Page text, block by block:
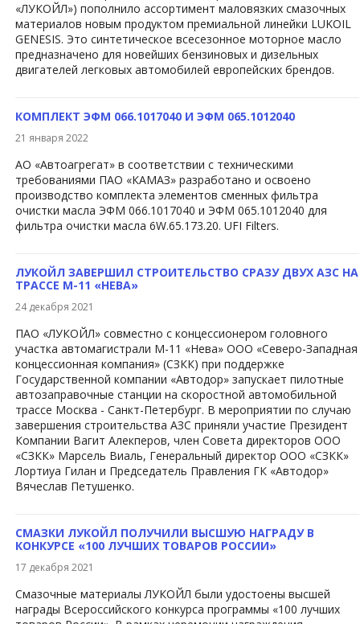
«ЛУКОЙЛ») пополнило ассортимент маловязких смазочных
материалов новым продуктом премиальной линейки LUKOIL
GENESIS. Это синтетическое всесезонное моторное масло
предназначено для новейших бензиновых и дизельных
двигателей легковых автомобилей европейских брендов.
КОМПЛЕКТ ЭФМ 066.1017040 И ЭФМ 065.1012040
21 января 2022
АО «Автоагрегат» в соответствии с техническими
требованиями ПАО «КАМАЗ» разработано и освоено
производство комплекта элементов сменных фильтра
очистки масла ЭФМ 066.1017040 и ЭФМ 065.1012040 для
фильтра очистки масла 6W.65.173.20. UFI Filters.
ЛУКОЙЛ ЗАВЕРШИЛ СТРОИТЕЛЬСТВО СРАЗУ ДВУХ АЗС НА
ТРАССЕ М-11 «НЕВА»
24 декабря 2021
ПАО «ЛУКОЙЛ» совместно с концессионером головного
участка автомагистрали М-11 «Нева» ООО «Северо-Западная
концессионная компания» (СЗКК) при поддержке
Государственной компании «Автодор» запускает пилотные
автозаправочные станции на скоростной автомобильной
трассе Москва - Санкт-Петербург. В мероприятии по случаю
завершения строительства АЗС приняли участие Президент
Компании Вагит Алекперов, член Совета директоров ООО
«СЗКК» Марсель Виаль, Генеральный директор ООО «СЗКК»
Лортиуа Гилан и Председатель Правления ГК «Автодор»
Вячеслав Петушенко.
СМАЗКИ ЛУКОЙЛ ПОЛУЧИЛИ ВЫСШУЮ НАГРАДУ В
КОНКУРСЕ «100 ЛУЧШИХ ТОВАРОВ РОССИИ»
17 декабря 2021
Смазочные материалы ЛУКОЙЛ были удостоены высшей
награды Всероссийского конкурса программы «100 лучших